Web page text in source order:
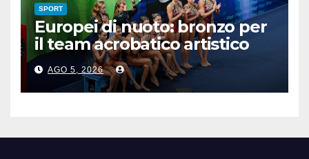
SPORT
Europei di nuoto: bronzo per
il team acrobatico artistico
dell’Italia
AGO 5, 2026